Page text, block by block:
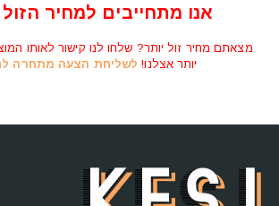
אנו מתחייבים למחיר
מצאתם מחיר זול יותר? שלחו לנו קישור לאותו
יותר אצלנו! לשליחת הצעה מתחרה